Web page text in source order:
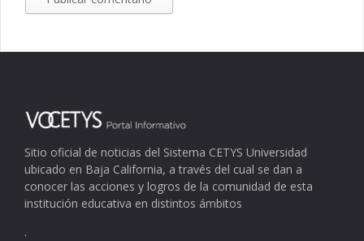
Sitio oficial de noticias del Sistema CETYS Universidad
ubicado en Baja California, a través del cual se dan a
conocer las acciones y logros de la comunidad de esta
institución educativa en distintos ámbitos
.